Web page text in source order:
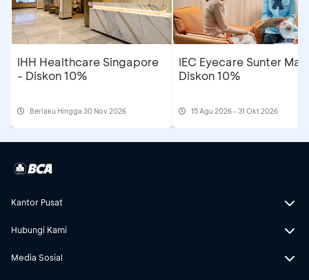
IHH Healthcare Singapore
- Diskon 10%
Berlaku Hingga 30 Nov 2026
IEC Eyecare Sunter
Diskon 10%
15 Agu 2026 - 31 Okt 2026
Kantor Pusat
Hubungi Kami
Media Sosial